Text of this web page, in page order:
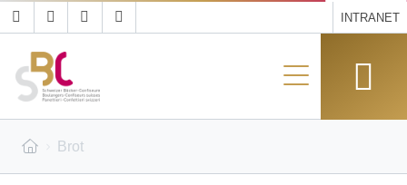
INTRANET
Brot